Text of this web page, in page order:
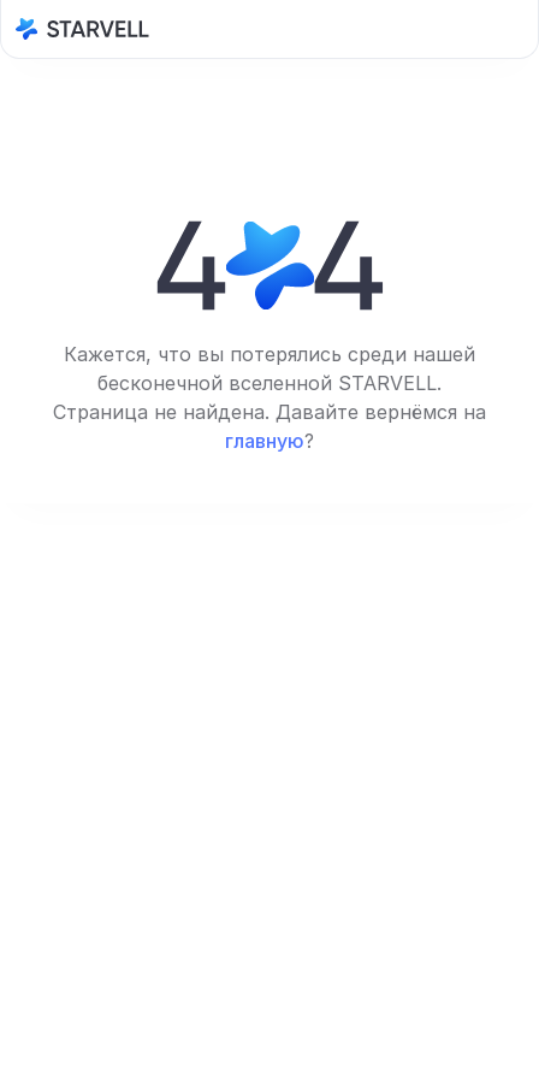
Кажется, что вы потерялись среди нашей
бесконечной вселенной STARVELL.
Страница не найдена. Давайте вернёмся на
главную?